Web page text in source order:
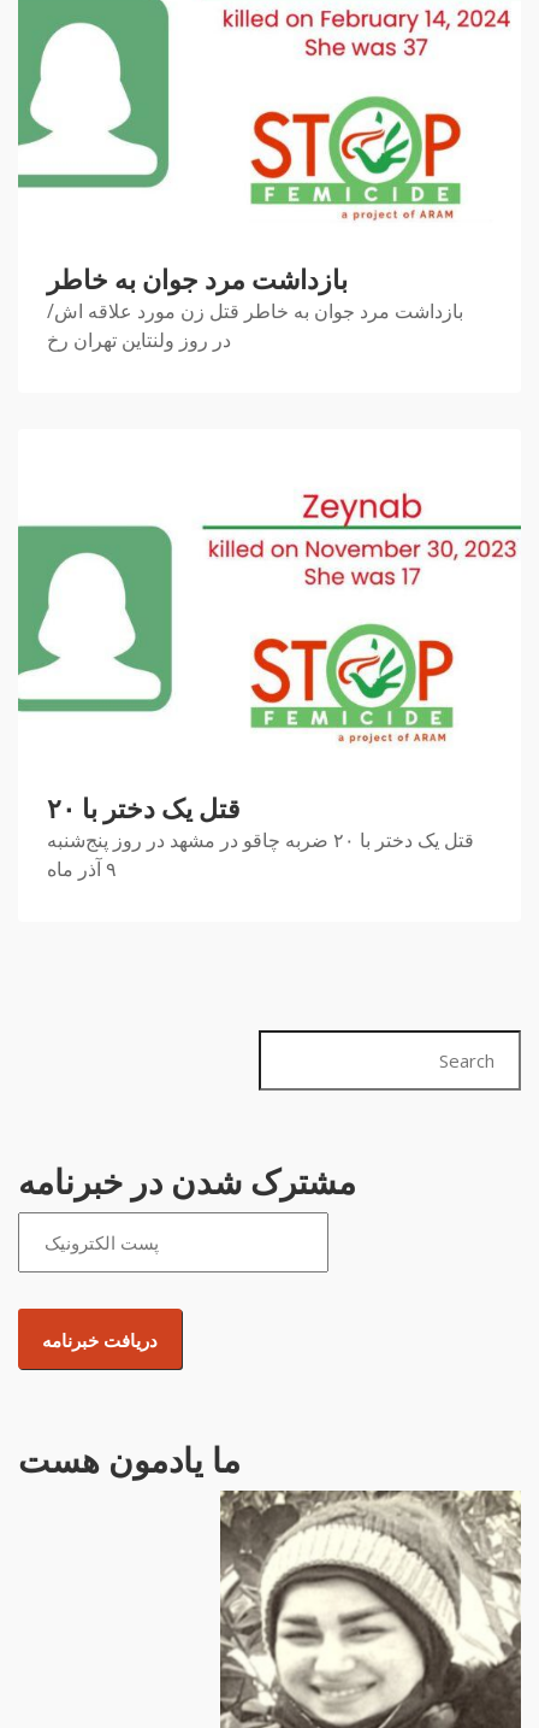
بازداشت مرد جوان به خاطر
بازداشت مرد جوان به خاطر قتل زن مورد علاقه اش/
در روز ولنتاین تهران رخ
قتل یک دختر با ۲۰
قتل یک دختر با ۲۰ ضربه چاقو در مشهد در روز پنج‌شنبه
٩ آذر ماه
مشترک شدن در خبرنامه
ما یادمون هست